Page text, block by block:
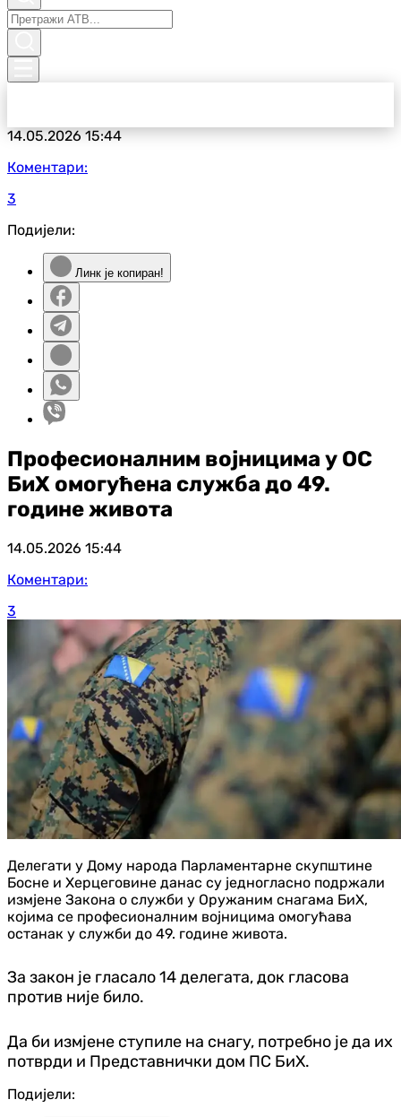
14.05.202615:44
Коментари:
3
Подијели:
Линк је копиран!
Професионалним војницима у ОС
БиХ омогућена служба до 49.
године живота
14.05.2026 15:44
Коментари:
3
Делегати у Дому народа Парламентарне скупштине
Босне и Херцеговине данас су једногласно подржали
измјене Закона о служби у Оружаним снагама БиХ,
којима се професионалним војницима омогућава
останак у служби до 49. године живота.
За закон је гласало 14 делегата, док гласова
против није било.
Да би измјене ступиле на снагу, потребно је да их
потврди и Представнички дом ПС БиХ.
Подијели: